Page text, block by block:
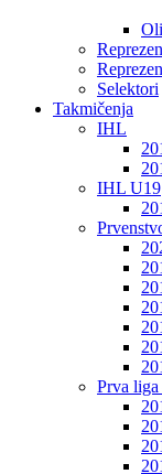
Selektori
Takmičenja
IHL
IHL U19
Prva